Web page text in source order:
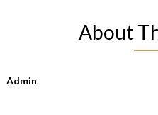
About
Admin